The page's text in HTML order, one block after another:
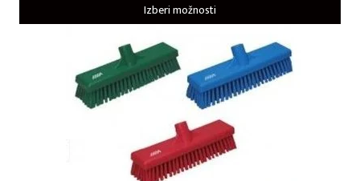
Izberi možnosti